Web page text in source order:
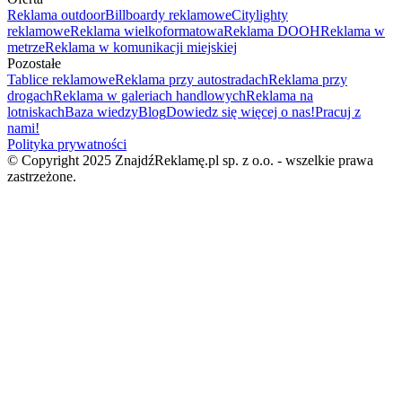
Reklama outdoorBillboardy reklamoweCitylighty
reklamoweReklama wielkoformatowaReklama DOOHReklama w
metrzeReklama w komunikacji miejskiej
Pozostałe
Tablice reklamoweReklama przy autostradachReklama przy
drogachReklama w galeriach handlowychReklama na
lotniskachBaza wiedzyBlogDowiedz się więcej o nas!Pracuj z
nami!
Polityka prywatności
© Copyright 2025 ZnajdźReklamę.pl sp. z o.o. - wszelkie prawa
zastrzeżone.